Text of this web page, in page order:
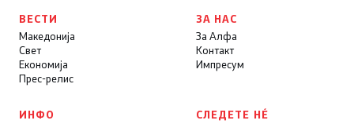
ВЕСТИ
Македонија
Свет
Економија
Прес-релис
ЗА НАС
За Алфа
Контакт
Импресум
ИНФО
СЛЕДЕТЕ НÉ